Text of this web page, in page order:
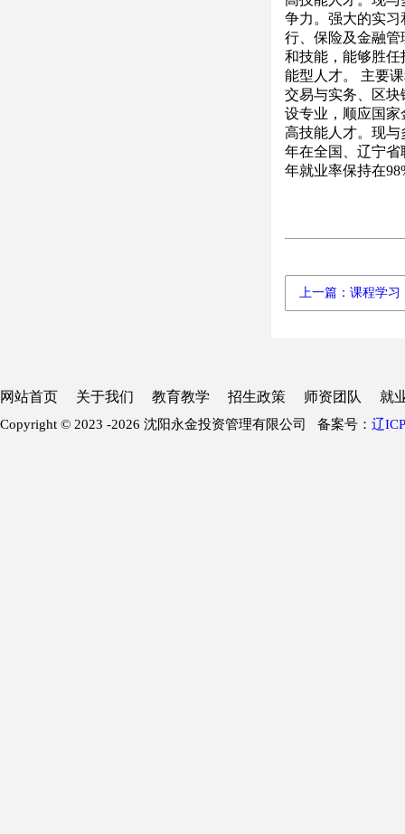
争力。强大的实
行、保险及金融
和技能，能够胜
能型人才。 主要
交易与实务、区
设专业，顺应国
高技能人才。现
年在全国、辽宁
年就业率保持在
上一篇：课程学习
网站首页 关于我们 教育教学 招生政策 师资团队 就
Copyright © 2023 -2026 沈阳永金投资管理有限公司 备案号： 辽